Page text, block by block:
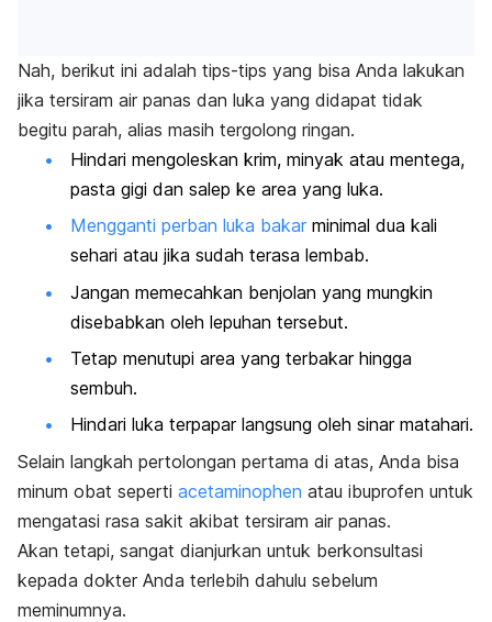
Nah, berikut ini adalah tips-tips yang bisa Anda lakukan
jika tersiram air panas dan luka yang didapat tidak
begitu parah, alias masih tergolong ringan.
Hindari mengoleskan krim, minyak atau mentega,
pasta gigi dan salep ke area yang luka.
Mengganti perban luka bakar minimal dua kali
sehari atau jika sudah terasa lembab.
Jangan memecahkan benjolan yang mungkin
disebabkan oleh lepuhan tersebut.
Tetap menutupi area yang terbakar hingga
sembuh.
Hindari luka terpapar langsung oleh sinar matahari.
Selain langkah pertolongan pertama di atas, Anda bisa
minum obat seperti acetaminophen atau ibuprofen untuk
mengatasi rasa sakit akibat tersiram air panas.
Akan tetapi, sangat dianjurkan untuk berkonsultasi
kepada dokter Anda terlebih dahulu sebelum
meminumnya.